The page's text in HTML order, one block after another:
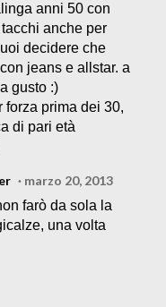
anni 50 con
anche per
decidere che
jeans e allstar. a
gusto :)
forza prima dei 30,
di pari età
marzo 20, 2013
farò da sola la
una volta